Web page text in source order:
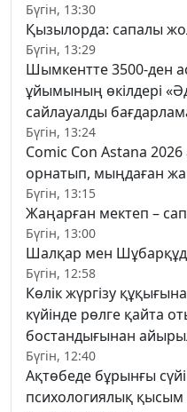
Бүгін, 13:30
Қызылорда: сапалы
Бүгін, 13:29
Шымкентте 3500-ден
ұйымының өкілдері
сайлауалды
Бүгін, 13:24
Comic Con Astana
орнатып, мыңдаған
Бүгін, 13:15
Жаңарған мектеп –
Бүгін, 13:00
Шалқар мен
Бүгін, 12:58
Көлік жүргізу
күйінде рөлге қайта
бостандығынан
Бүгін, 12:40
Ақтөбеде бұрынғы
психологиялық қысым